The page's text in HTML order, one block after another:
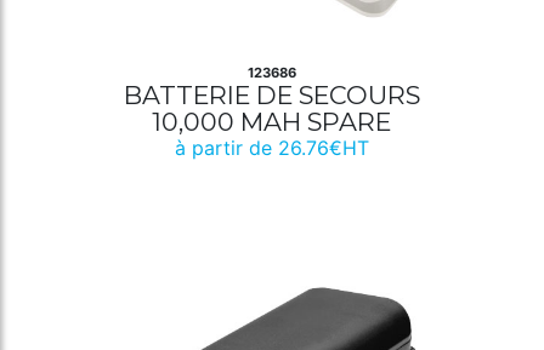
123686
BATTERIE DE SECOURS
10,000 MAH SPARE
à partir de 26.76€HT